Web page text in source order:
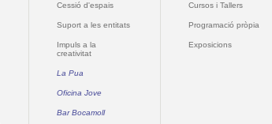
Cessió d'espais
Suport a les entitats
Impuls a la
creativitat
La Pua
Oficina Jove
Bar Bocamoll
Cursos i Tallers
Programació pròpia
Exposicions